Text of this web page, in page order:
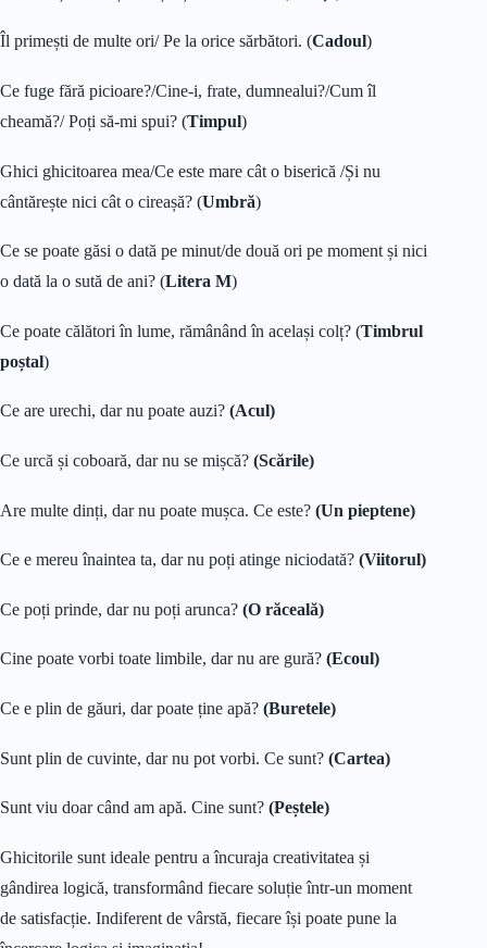
Îl primești de multe ori/ Pe la orice sărbători. (Cadoul)
Ce fuge fără picioare?/Cine-i, frate, dumnealui?/Cum îl
cheamă?/ Poți să-mi spui? (Timpul)
Ghici ghicitoarea mea/Ce este mare cât o biserică /Și nu
cântărește nici cât o cireașă? (Umbră)
Ce se poate găsi o dată pe minut/de două ori pe moment și nici
o dată la o sută de ani? (Litera M)
Ce poate călători în lume, rămânând în același colț? (Timbrul
poștal)
Ce are urechi, dar nu poate auzi? (Acul)
Ce urcă și coboară, dar nu se mișcă? (Scările)
Are multe dinți, dar nu poate mușca. Ce este? (Un pieptene)
Ce e mereu înaintea ta, dar nu poți atinge niciodată? (Viitorul)
Ce poți prinde, dar nu poți arunca? (O răceală)
Cine poate vorbi toate limbile, dar nu are gură? (Ecoul)
Ce e plin de găuri, dar poate ține apă? (Buretele)
Sunt plin de cuvinte, dar nu pot vorbi. Ce sunt? (Cartea)
Sunt viu doar când am apă. Cine sunt? (Peștele)
Ghicitorile sunt ideale pentru a încuraja creativitatea și
gândirea logică, transformând fiecare soluție într-un moment
de satisfacție. Indiferent de vârstă, fiecare își poate pune la